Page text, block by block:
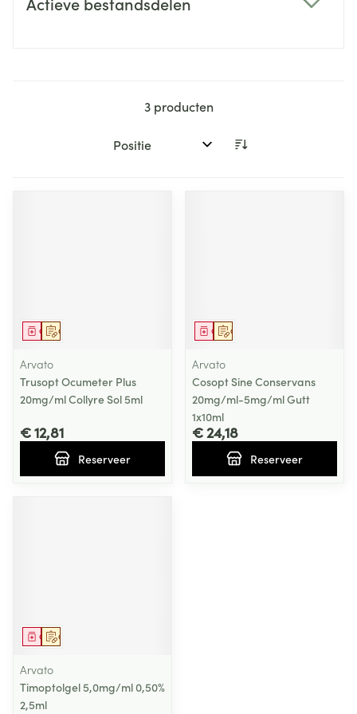
3producten
Sorteer op:
Op voorschrift
Geneesmiddel
Arvato
Trusopt Ocumeter Plus
20mg/ml Collyre Sol 5ml
€ 12,81
Reserveer
Op voorschrift
Geneesmiddel
Arvato
Cosopt Sine Conservans
20mg/ml-5mg/ml Gutt
1x10ml
€ 24,18
Reserveer
Op voorschrift
Geneesmiddel
Arvato
Timoptolgel 5,0mg/ml 0,50%
2,5ml